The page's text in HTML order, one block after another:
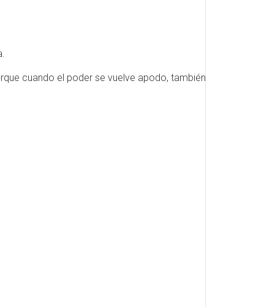
cuando el poder se vuelve apodo, también